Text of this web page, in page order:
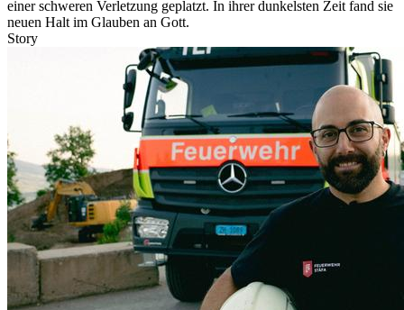
einer schweren Verletzung geplatzt. In ihrer dunkelsten Zeit fand sie
neuen Halt im Glauben an Gott.
Story